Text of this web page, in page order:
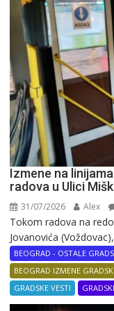
Izmene na
radova u Ulici
31/07/2026 Alex
Tokom radova na
Jovanovića
BEOGRAD - OSTALE
BEOGRAD IZMENE
GRADSKE VESTI